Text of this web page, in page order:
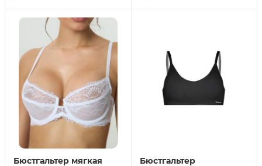
Бюстгальтер мягкая
Бюстгальтер